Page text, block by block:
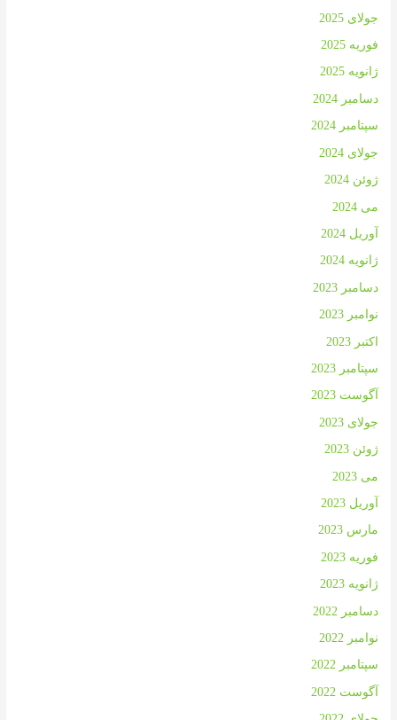
جولای 2025
فوریه 2025
ژانویه 2025
دسامبر 2024
سپتامبر 2024
جولای 2024
ژوئن 2024
می 2024
آوریل 2024
ژانویه 2024
دسامبر 2023
نوامبر 2023
اکتبر 2023
سپتامبر 2023
آگوست 2023
جولای 2023
ژوئن 2023
می 2023
آوریل 2023
مارس 2023
فوریه 2023
ژانویه 2023
دسامبر 2022
نوامبر 2022
سپتامبر 2022
آگوست 2022